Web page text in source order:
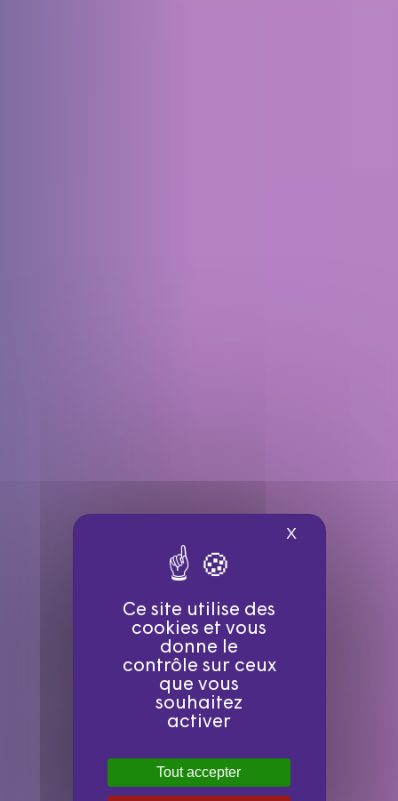
Ce site utilise des
cookies et vous
donne le
contrôle sur ceux
que vous
souhaitez
activer
Tout accepter
XMasquer le